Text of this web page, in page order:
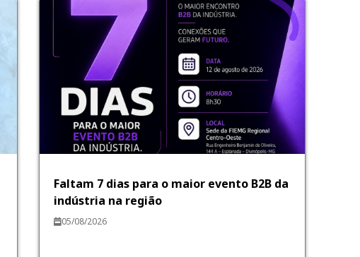
Faltam 7 dias para o maior evento B2B da
indústria na região
05/08/2026